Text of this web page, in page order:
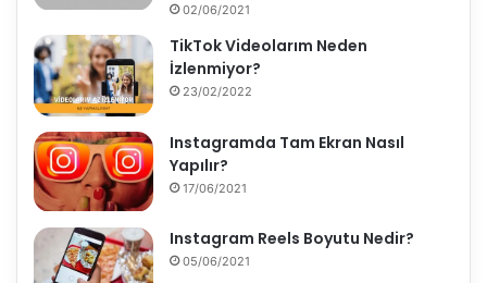
02/06/2021
TikTok Videolarım Neden
İzlenmiyor?
23/02/2022
Instagramda Tam Ekran Nasıl
Yapılır?
17/06/2021
Instagram Reels Boyutu Nedir?
05/06/2021